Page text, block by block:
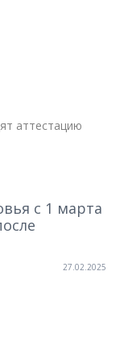
аттестацию
с 1 марта
27.02.2025